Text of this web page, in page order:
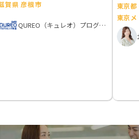
賀県 彦根市
QUREO（キュレオ）プログラミング教室
東京
東京